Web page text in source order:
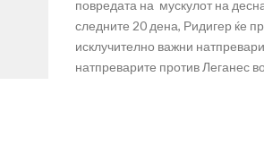
повредата на мускулот на
следните 20 дена, Ридигер ќе
исклучително важни
натпреварите против Леганес